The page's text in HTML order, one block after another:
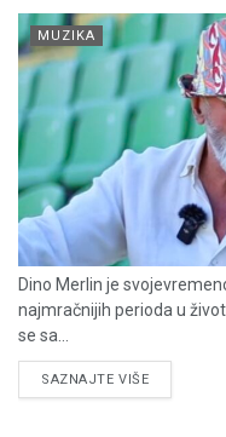
MUZIKA
Dino Merlin je
najmračnijih perioda u
se sa...
SAZNAJTE VIŠEDETAILS